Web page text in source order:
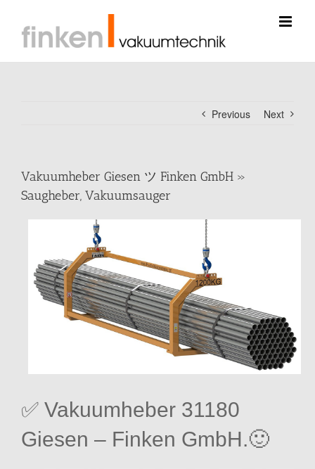
content
Previous Next
Vakuumheber Giesen ツ Finken GmbH »
Saugheber, Vakuumsauger
✅ Vakuumheber 31180
Giesen – Finken GmbH.🙂